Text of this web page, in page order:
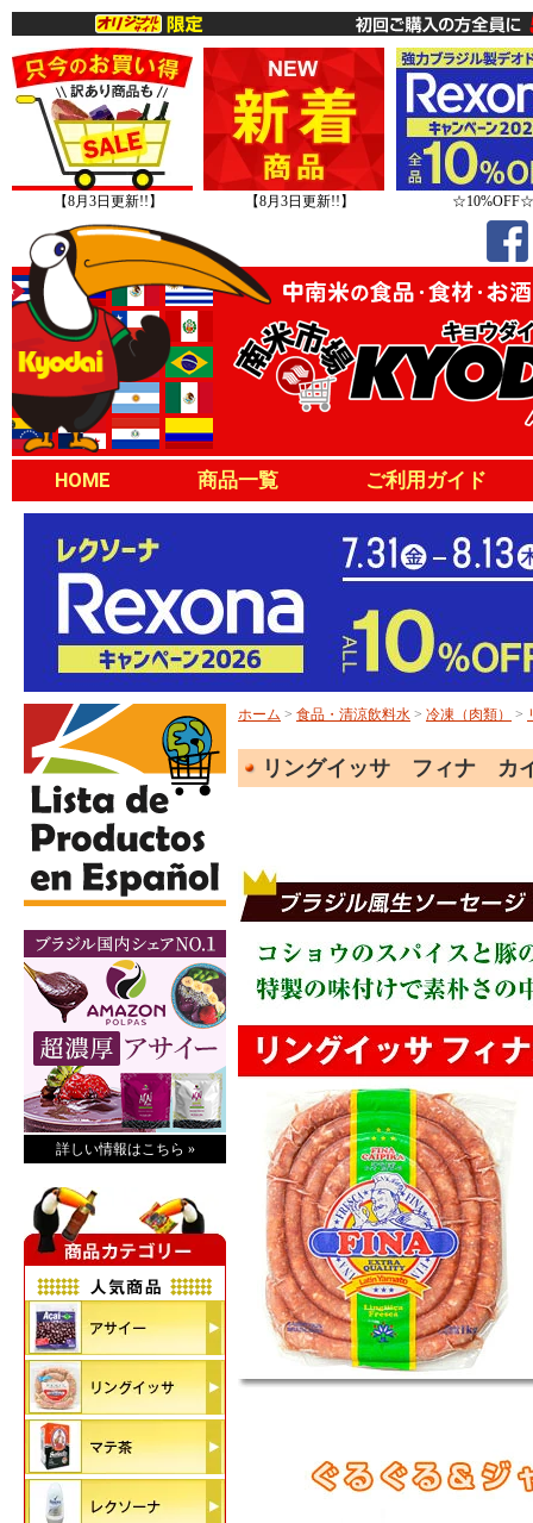
【8月3日更新!!】 【8月3日更新!!】 ☆10%OFF☆
HOME 商品一覧 ご利用ガイド
詳しい情報はこちら »
ホーム > 食品・清涼飲料水 > 冷凍（肉類） >
リングイッサ フィナ カ